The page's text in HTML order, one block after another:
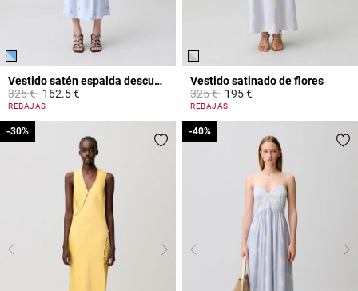
Vestido satén espalda descubierta
Price reduced from
325 €to162.5 €
5 out of 5 Customer Rating
REBAJAS
Vestido satinado de flores
Price reduced from
325 €to195 €
4 out of 5 Customer Rating
REBAJAS
-30%
-30% -40%
-40%